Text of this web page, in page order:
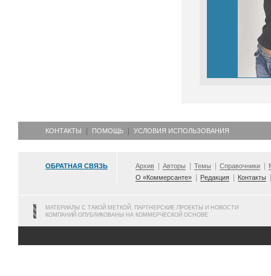
КОНТАКТЫ ПОМОЩЬ УСЛОВИЯ ИСПОЛЬЗОВАНИЯ
ОБРАТНАЯ СВЯЗЬ Архив Авторы Темы Справочники
О «Коммерсанте»
Редакция Контакты
МАТЕРИАЛЫ С ТАКОЙ МЕТКОЙ, ПАРТНЕРСКИЕ ПРОЕКТЫ И НОВОСТИ
КОМПАНИЙ ОПУБЛИКОВАНЫ НА КОММЕРЧЕСКОЙ ОСНОВЕ